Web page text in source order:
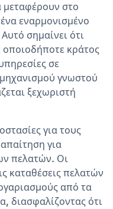
μεταφέρουν στο
εναρμονισμένο
σημαίνει ότι
οποιοδήποτε κράτος
σε
γνωστού
ξεχωριστή
για τους
για
πελατών. Οι
καταθέσεις πελατών
από τα
διασφαλίζοντας ότι